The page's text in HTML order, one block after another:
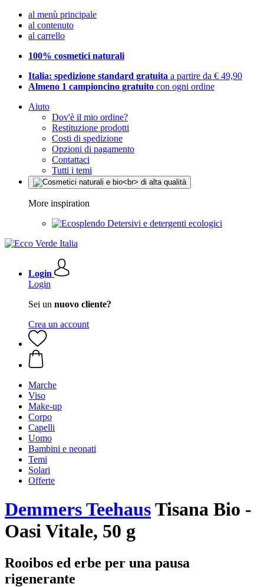
al menù principale
al contenuto
al carrello
100% cosmetici naturali
Italia: spedizione standard gratuita a partire da € 49,90
Almeno 1 campioncino gratuito con ogni ordine
Aiuto
Dov'è il mio ordine?
Restituzione prodotti
Costi di spedizione
Opzioni di pagamento
Contattaci
Tutti i temi
More inspiration
Detersivi e detergenti ecologici
Login
Login
Sei un nuovo cliente?
Crea un account
Marche
Viso
Make-up
Corpo
Capelli
Uomo
Bambini e neonati
Temi
Solari
Offerte
Demmers TeehausTisana Bio -
Oasi Vitale, 50 g
Rooibos ed erbe per una pausa
rigenerante